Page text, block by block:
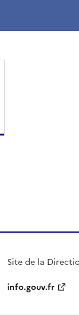
Site de la
info.gouv.fr